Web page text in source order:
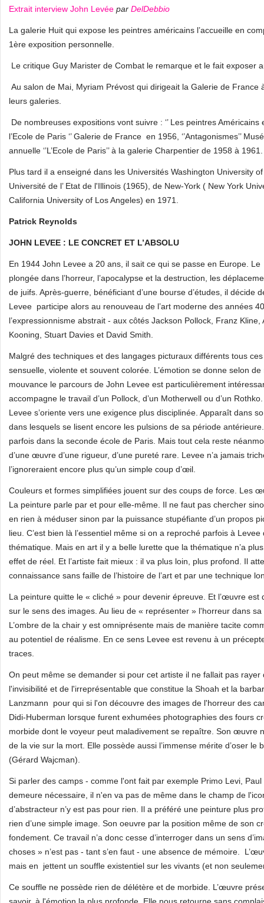
Vente art contemporain
Extrait interview John Levée par DelDebbio
La galerie Huit qui expose les peintres américains l’accueille en
1ère exposition personnelle.
Le critique Guy Marister de Combat le remarque et le fait exposer
Au salon de Mai, Myriam Prévost qui dirigeait la Galerie de
leurs galeries.
De nombreuses expositions vont suivre : ‘’ Les peintres Américains
l’Ecole de Paris ‘’ Galerie de France en 1956, ‘’Antagonismes’’
annuelle ‘’L’Ecole de Paris’’ à la galerie Charpentier de 1958 à 1961.
Plus tard il a enseigné dans les Universités Washington University
Université de l’ Etat de l'Illinois (1965), de New‑York ( New York
California University of Los Angeles) en 1971.
Patrick Reynolds
JOHN LEVEE : LE CONCRET ET L’ABSOLU
En 1944 John Levee a 20 ans, il sait ce qui se passe en Europe.
plongée dans l’horreur, l’apocalypse et la destruction, les
de juifs. Après-guerre, bénéficiant d’une bourse d’études, il
Levee participe alors au renouveau de l’art moderne des années
l’expressionnisme abstrait - aux côtés Jackson Pollock, Franz
Kooning, Stuart Davies et David Smith.
Malgré des techniques et des langages picturaux différents tous
sensuelle, violente et souvent colorée. L’émotion se donne selon
mouvance le parcours de John Levee est particulièrement
accompagne le travail d’un Pollock, d’un Motherwell ou d’un
Levee s’oriente vers une exigence plus disciplinée. Apparaît dans
dans lesquels se lisent encore les pulsions de sa période
parfois dans la seconde école de Paris. Mais tout cela reste
d’une œuvre d’une rigueur, d’une pureté rare. Levee n’a jamais
l’ignoreraient encore plus qu’un simple coup d’œil.
Couleurs et formes simplifiées jouent sur des coups de force. Les
La peinture parle par et pour elle-même. Il ne faut pas chercher
en rien à méduser sinon par la puissance stupéfiante d’un propos
lieu. C’est bien là l’essentiel même si on a reproché parfois à
thématique. Mais en art il y a belle lurette que la thématique n’a
effet de réel. Et l’artiste fait mieux : il va plus loin, plus profond. Il
connaissance sans faille de l’histoire de l’art et par une technique
La peinture quitte le « cliché » pour devenir épreuve. Et l’œuvre
sur le sens des images. Au lieu de « représenter » l'horreur dans
L’ombre de la chair y est omniprésente mais de manière tacite
au potentiel de réalisme. En ce sens Levee est revenu à un
traces.
On peut même se demander si pour cet artiste il ne fallait pas
l'invisibilité et de l'irreprésentable que constitue la Shoah et la
Lanzmann pour qui si l'on découvre des images de l'horreur des
Didi-Huberman lorsque furent exhumées photographies des fours
morbide dont le voyeur peut maladivement se repaître. Son œuvre
de la vie sur la mort. Elle possède aussi l’immense mérite d’oser
(Gérard Wajcman).
Si parler des camps - comme l'ont fait par exemple Primo Levi,
demeure nécessaire, il n'en va pas de même dans le champ de
d’abstracteur n’y est pas pour rien. Il a préféré une peinture plus
rien d’une simple image. Son oeuvre par la position même de
fondement. Ce travail n’a donc cesse d’interroger dans un sens
choses » n’est pas - tant s’en faut - une absence de mémoire.
mais en jettent un souffle existentiel sur les vivants (et non
Ce souffle ne possède rien de délétère et de morbide. L’œuvre